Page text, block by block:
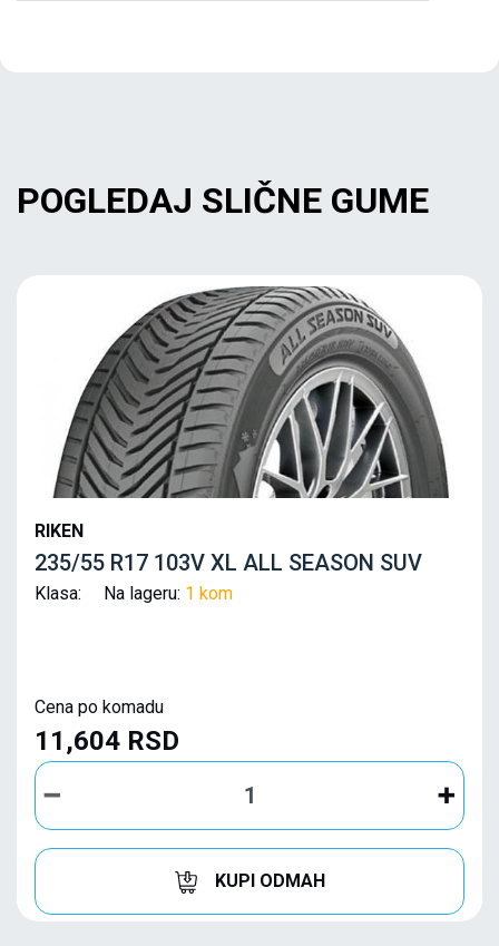
POGLEDAJ SLIČNE GUME
RIKEN
235/55 R17 103V XL ALL SEASON SUV
Klasa: Na lageru: 1 kom
Cena po komadu
11,604 RSD
KUPI ODMAH